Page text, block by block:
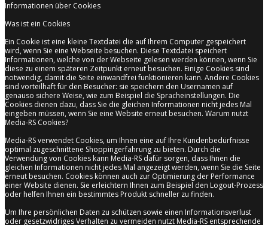
Informationen über Cookies
Was ist ein Cookies
Ein Cookie ist eine kleine Textdatei die auf Ihrem Computer gespeichert
wird, wenn Sie eine Webseite besuchen. Diese Textdatei speichert
Informationen, welche von der Webseite gelesen werden können, wenn Sie
diese zu einem späteren Zeitpunkt erneut besuchen. Einige Cookies sind
notwendig, damit die Seite einwandfrei funktionieren kann. Andere Cookies
sind vorteilhaft für den Besucher: sie speichern den Usernamen auf
genauso sichere Weise, wie zum Beispiel die Spracheinstellungen. Die
Cookies dienen dazu, dass Sie die gleichen Informationen nicht jedes Mal
eingeben müssen, wenn Sie eine Website erneut besuchen. Warum nutzt
Media-RS Cookies?
Media-RS verwendet Cookies, um Ihnen eine auf Ihre Kundenbedürfnisse
optimal zugeschnittene Shoppingerfahrung zu bieten. Durch die
Verwendung von Cookies kann Media-RS dafür sorgen, dass Ihnen die
gleichen Informationen nicht jedes Mal angezeigt werden, wenn Sie die Seite
erneut besuchen. Cookies können auch zur Optimierung der Performance
einer Website dienen. Sie erleichtern Ihnen zum Beispiel den Logout-Prozess
oder helfen Ihnen ein bestimmtes Produkt schneller zu finden.
Um Ihre persönlichen Daten zu schützen sowie einen Informationsverlust
oder gesetzwidriges Verhalten zu vermeiden nutzt Media-RS entsprechende